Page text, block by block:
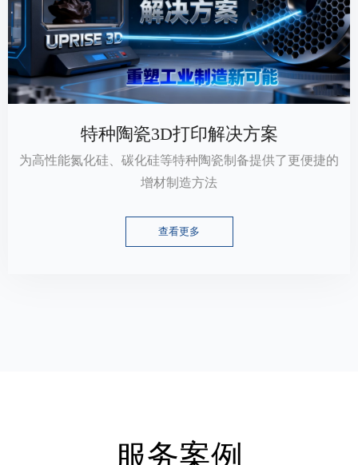
特种陶瓷3D打印解决方案
为高性能氮化硅、碳化硅等特种陶瓷制备提供了更便捷的
增材制造方法
查看更多
服务案例